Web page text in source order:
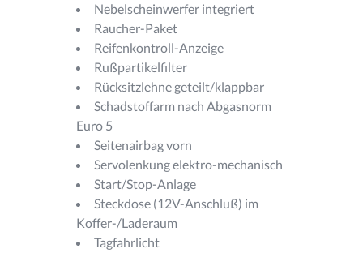
Nebelscheinwerfer integriert
Raucher-Paket
Reifenkontroll-Anzeige
Rußpartikelfilter
Rücksitzlehne geteilt/klappbar
Schadstoffarm nach Abgasnorm
Euro 5
Seitenairbag vorn
Servolenkung elektro-mechanisch
Start/Stop-Anlage
Steckdose (12V-Anschluß) im
Koffer-/Laderaum
Tagfahrlicht